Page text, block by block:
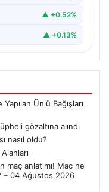
▲ +0.52%
▲ +0.13%
Ünlü Bağışları
gözaltına alındı
nasıl oldu?
maç anlatımı! Maç ne
– 04 Ağustos 2026